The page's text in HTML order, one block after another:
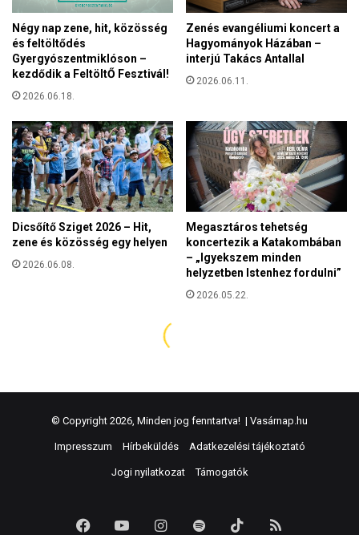
© Copyright 2026, Minden jog fenntartva! | Vasárnap.hu
Impresszum Hírbeküldés Adatkezelési tájékoztató
Jogi nyilatkozat Támogatók
FacebookYouTubeInstagram
Spotify TikTok